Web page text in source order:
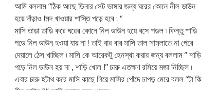
আমি বললাম “ঠিক আছে ডিনার সেট ভাঙ্গার জন্য ঘরের কোনে নীল ডাউন
হয়ে দাঁড়াও !মদ খাওয়ার শাস্তি পড়ে হবে ৷ “
মাসি তাড়া তাড়ি করে ঘরের কোনে নিল ডাউন হয়ে বসে পড়ল ৷ কিন্তু শাড়ি
পড়ে নিল ডাউন হওয়া যায় না ! তাই বার বার মাসি তাল সামলাতে না পেরে
দেয়ালে ঠেস খাচ্ছিল ৷ মাসি কে আরেকটু হেনস্থা করার জন্য বললাম ” শাড়ি
পড়ে নিল ডাউন হয় না , শাড়ি খোল !” চারু এতক্ষণ রসিয়ে মজা নিচ্ছিল ৷
এবার চারু হটাথ করে মাসি কাছে গিয়ে মাসির পোঁদে চাপড় মেরে বলল “টা কি